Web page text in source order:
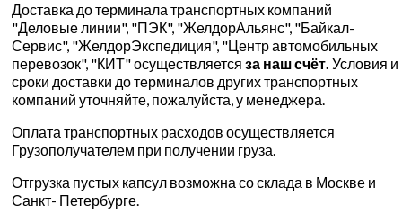
Доставка до терминала транспортных компаний
"Деловые линии", "ПЭК", "ЖелдорАльянс", "Байкал-
Сервис", "ЖелдорЭкспедиция", "Центр автомобильных
перевозок", "КИТ" осуществляется за наш счёт. Условия и
сроки доставки до терминалов других транспортных
компаний уточняйте, пожалуйста, у менеджера.
Оплата транспортных расходов осуществляется
Грузополучателем при получении груза.
Отгрузка пустых капсул возможна со склада в Москве и
Санкт- Петербурге.